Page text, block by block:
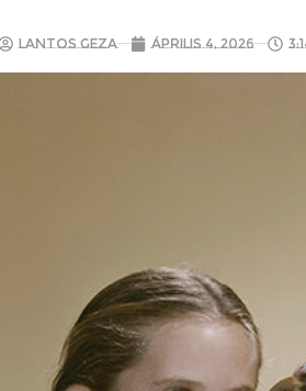
Lantos Geza április 4, 2026